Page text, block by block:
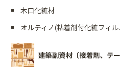
木口化粧材
オルティノ(粘着剤付化粧フィル
建築副資材〔接着剤、テ